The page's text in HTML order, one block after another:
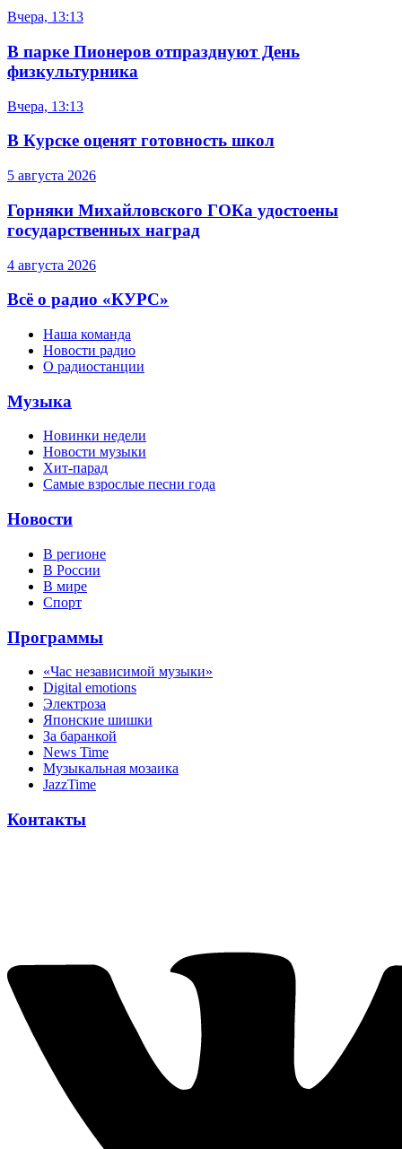
Вчера, 13:13
В парке Пионеров отпразднуют День
физкультурника
Вчера, 13:13
В Курске оценят готовность школ
5 августа 2026
Горняки Михайловского ГОКа удостоены
государственных наград
4 августа 2026
Всё о радио «КУРС»
Наша команда
Новости радио
О радиостанции
Музыка
Новинки недели
Новости музыки
Хит-парад
Самые взрослые песни года
Новости
В регионе
В России
В мире
Спорт
Программы
«Час независимой музыки»
Digital emotions
Электроза
Японскиe шишки
За баранкой
News Time
Музыкальная мозаика
JazzTime
Контакты